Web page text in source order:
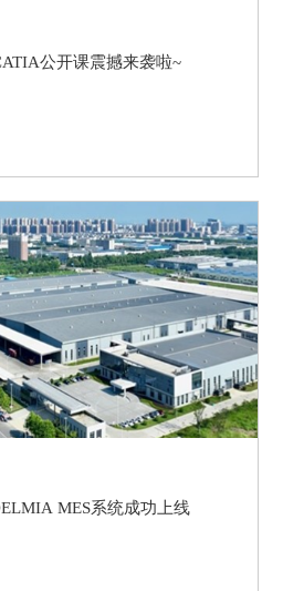
公开课震撼来袭啦~
MES系统成功上线